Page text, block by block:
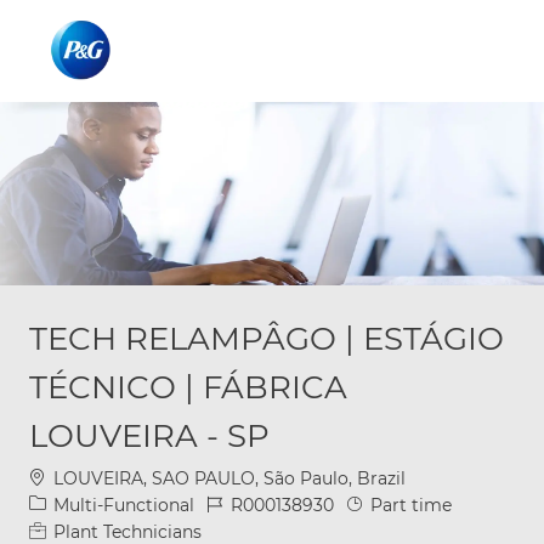
TECH RELAMPÂGO | ESTÁGIO
TÉCNICO | FÁBRICA
LOUVEIRA - SP
Location
LOUVEIRA, SAO PAULO, São Paulo, Brazil
Category
Multi-Functional Job IdR000138930 Job Type
Part time
Plant Technicians